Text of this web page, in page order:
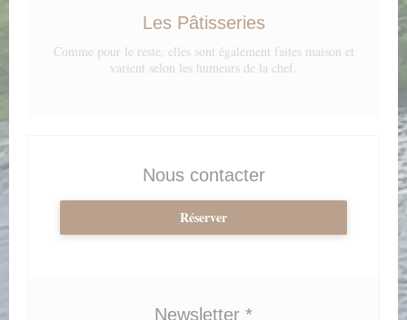
Les Pâtisseries
Comme pour le reste, elles sont également faites maison et
varient selon les humeurs de la chef.
Nous contacter
Réserver
Newsletter *